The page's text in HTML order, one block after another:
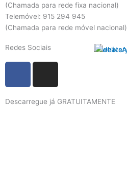
(Chamada para rede fixa nacional)
Telemóvel: 915 294 945
(Chamada para rede móvel nacional)
Redes Sociais
e
t
Descarregue já GRATUITAMENTE